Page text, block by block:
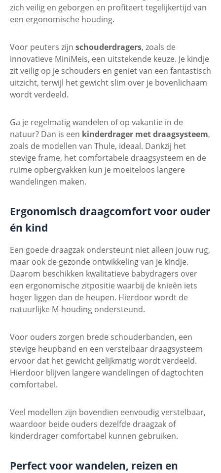
zich veilig en geborgen en profiteert tegelijkertijd van
een ergonomische houding.
Voor peuters zijn schouderdragers, zoals de
innovatieve MiniMeis, een uitstekende keuze. Je kindje
zit veilig op je schouders en geniet van een fantastisch
uitzicht, terwijl het gewicht slim over je bovenlichaam
wordt verdeeld.
Ga je regelmatig wandelen of op vakantie in de
natuur? Dan is een kinderdrager met draagsysteem,
zoals de modellen van Thule, ideaal. Dankzij het
stevige frame, het comfortabele draagsysteem en de
ruime opbergvakken kun je moeiteloos langere
wandelingen maken.
Ergonomisch draagcomfort voor ouder
én kind
Een goede draagzak ondersteunt niet alleen jouw rug,
maar ook de gezonde ontwikkeling van je kindje.
Daarom beschikken kwalitatieve babydragers over
een ergonomische zitpositie waarbij de knieën iets
hoger liggen dan de heupen. Hierdoor wordt de
natuurlijke M-houding ondersteund.
Voor ouders zorgen brede schouderbanden, een
stevige heupband en een verstelbaar draagsysteem
ervoor dat het gewicht gelijkmatig wordt verdeeld.
Hierdoor blijven langere wandelingen of dagtochten
comfortabel.
Veel modellen zijn bovendien eenvoudig verstelbaar,
waardoor beide ouders dezelfde draagzak of
kinderdrager comfortabel kunnen gebruiken.
Perfect voor wandelen, reizen en